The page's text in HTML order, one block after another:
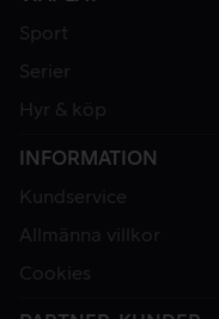
Sport
Serier
Hyr & köp
INFORMATION
Kundservice
Allmänna villkor
Cookies